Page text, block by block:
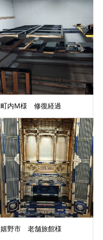
町内M様 修復経過
嬉野市 老舗旅館様